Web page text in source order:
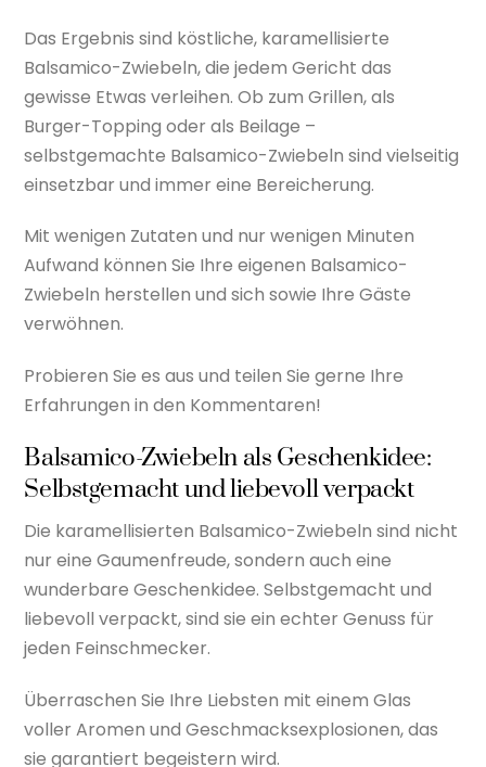
Das Ergebnis sind köstliche, karamellisierte
Balsamico-Zwiebeln, die jedem Gericht das
gewisse Etwas verleihen. Ob zum Grillen, als
Burger-Topping oder als Beilage –
selbstgemachte Balsamico-Zwiebeln sind vielseitig
einsetzbar und immer eine Bereicherung.
Mit wenigen Zutaten und nur wenigen Minuten
Aufwand können Sie Ihre eigenen Balsamico-
Zwiebeln herstellen und sich sowie Ihre Gäste
verwöhnen.
Probieren Sie es aus und teilen Sie gerne Ihre
Erfahrungen in den Kommentaren!
Balsamico-Zwiebeln als Geschenkidee:
Selbstgemacht und liebevoll verpackt
Die karamellisierten Balsamico-Zwiebeln sind nicht
nur eine Gaumenfreude, sondern auch eine
wunderbare Geschenkidee. Selbstgemacht und
liebevoll verpackt, sind sie ein echter Genuss für
jeden Feinschmecker.
Überraschen Sie Ihre Liebsten mit einem Glas
voller Aromen und Geschmacksexplosionen, das
sie garantiert begeistern wird.